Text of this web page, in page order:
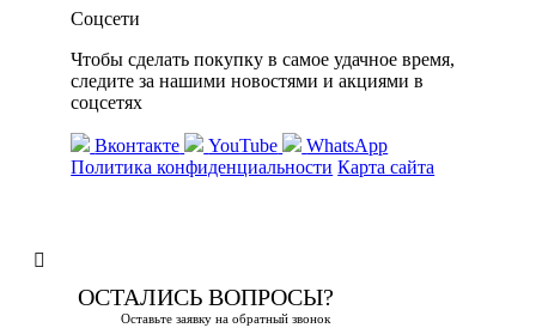
Соцсети
Чтобы сделать покупку в самое удачное время,
следите за нашими новостями и акциями в
соцсетях
Вконтакте YouTube
WhatsApp
Политика конфиденциальности Карта сайта
ОСТАЛИСЬ ВОПРОСЫ?
Оставьте заявку на обратный звонок